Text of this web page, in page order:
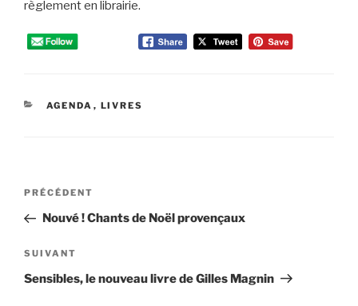
règlement en librairie.
CATÉGORIES
AGENDA , LIVRES
Navigation
l’article
Article
précédent
PRÉCÉDENT
Nouvé ! Chants de Noël provençaux
Article
suivant
SUIVANT
Sensibles, le nouveau livre de Gilles Magnin